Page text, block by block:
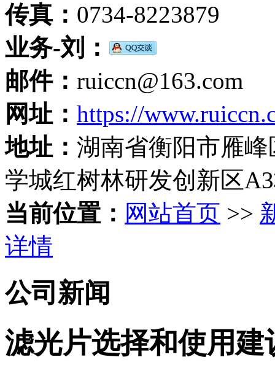
传真： 0734-8223879
业务-刘：
邮件： ruiccn@163.com
网址： https://
地址： 湖南省衡阳市雁
学城红树林研发创新区
当前位置： 网站首页 >>
详情
公司新闻
滤光片选择和使用建